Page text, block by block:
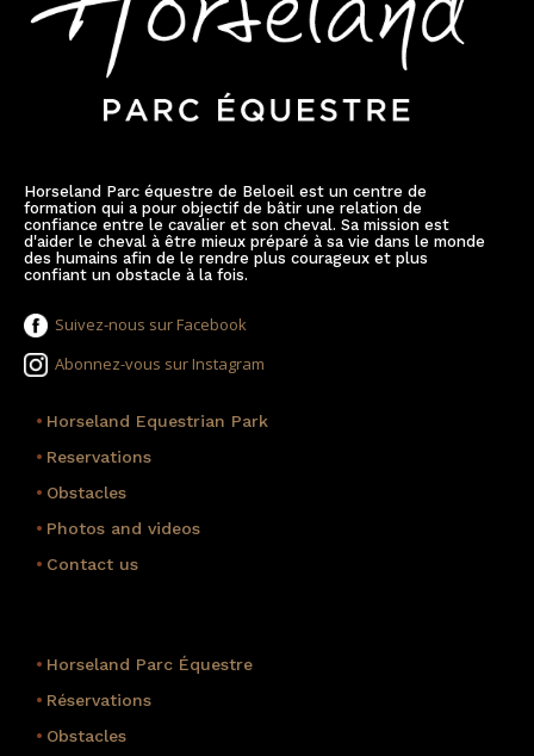
Horseland Parc équestre de Beloeil est un centre de
formation qui a pour objectif de bâtir une relation de
confiance entre le cavalier et son cheval. Sa mission est
d'aider le cheval à être mieux préparé à sa vie dans le monde
des humains afin de le rendre plus courageux et plus
confiant un obstacle à la fois.
Suivez-nous sur Facebook
Abonnez-vous sur Instagram
• Horseland Equestrian Park
• Reservations
• Obstacles
• Photos and videos
• Contact us
• Horseland Parc Équestre
• Réservations
• Obstacles